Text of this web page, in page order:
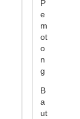
P
e
m
ot
o
n
g
B
a
ut